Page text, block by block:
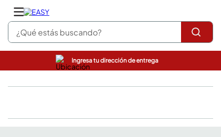
¿Qué estás buscando?
Ingresa tu dirección de entrega
pinturas
escritorio